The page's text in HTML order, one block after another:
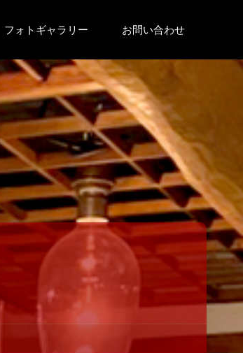
フォトギャラリー お問い合わせ